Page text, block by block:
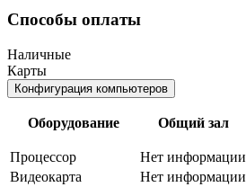
Способы оплаты
Наличные
Карты
Конфигурация компьютеров
Оборудование Общий зал
Процессор
Нет информации
Видеокарта
Нет информации